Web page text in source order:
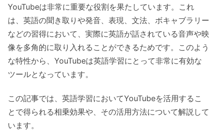
YouTubeは非常に重要な役割を果たしています。これ
は、英語の聞き取りや発音、表現、文法、ボキャブラリー
などの習得において、実際に英語が話されている音声や映
像を多角的に取り入れることができるためです。このよう
な特性から、YouTubeは英語学習にとって非常に有効な
ツールとなっています。
この記事では、英語学習においてYouTubeを活用するこ
とで得られる相乗効果や、その活用方法について解説して
います。